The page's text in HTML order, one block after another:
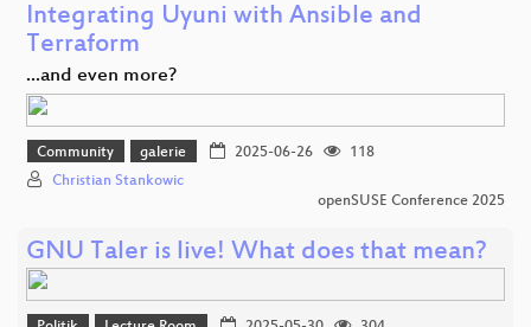
Integrating Uyuni with Ansible and
Terraform
...and even more?
Community galerie 2025-06-26
118
Christian Stankowic
openSUSE Conference 2025
GNU Taler is live! What does that mean?